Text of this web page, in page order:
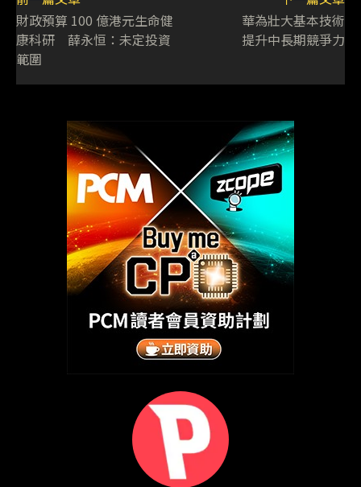
財政預算 100 億港元生命健
康科研 薛永恒：未定投資
範圍
華為壯大基本技術
提升中長期競爭力